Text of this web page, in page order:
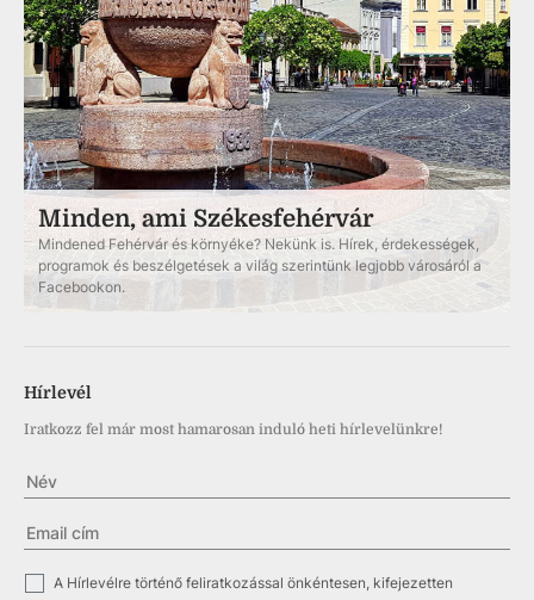
Minden, ami Székesfehérvár
Mindened Fehérvár és környéke? Nekünk is. Hírek, érdekességek,
programok és beszélgetések a világ szerintünk legjobb városáról a
Facebookon.
Hírlevél
Iratkozz fel már most hamarosan induló heti hírlevelünkre!
A Hírlevélre történő feliratkozással önkéntesen, kifejezetten